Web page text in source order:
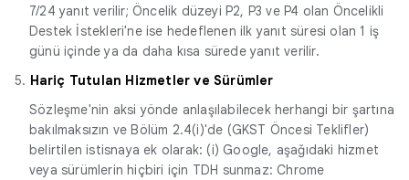
7/24 yanıt verilir; Öncelik düzeyi P2, P3 ve P4 olan Öncelikli
Destek İstekleri'ne ise hedeflenen ilk yanıt süresi olan 1 iş
günü içinde ya da daha kısa sürede yanıt verilir.
5. Hariç Tutulan Hizmetler ve Sürümler
Sözleşme'nin aksi yönde anlaşılabilecek herhangi bir şartına
bakılmaksızın ve Bölüm 2.4(i)'de (GKST Öncesi Teklifler)
belirtilen istisnaya ek olarak: (i) Google, aşağıdaki hizmet
veya sürümlerin hiçbiri için TDH sunmaz: Chrome